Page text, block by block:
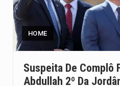
HOME
Suspeita De Complô
Abdullah 2º Da